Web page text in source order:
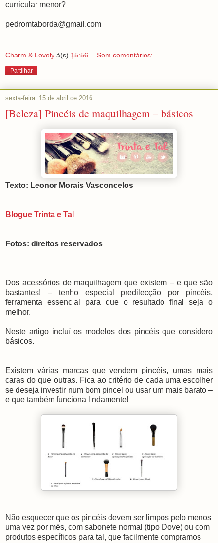
curricular menor?
pedromtaborda@gmail.com
Charm & Lovely à(s) 15:56 Sem comentários:
Partilhar
sexta-feira, 15 de abril de 2016
[Beleza] Pincéis de maquilhagem – básicos
Texto: Leonor Morais Vasconcelos
Blogue Trinta e Tal
Fotos: direitos reservados
Dos acessórios de maquilhagem que existem – e que são
bastantes! – tenho especial predilecção por pincéis,
ferramenta essencial para que o resultado final seja o
melhor.
Neste artigo incluí os modelos dos pincéis que considero
básicos.
Existem várias marcas que vendem pincéis, umas mais
caras do que outras. Fica ao critério de cada uma escolher
se deseja investir num bom pincel ou usar um mais barato –
e que também funciona lindamente!
Não esquecer que os pincéis devem ser limpos pelo menos
uma vez por mês, com sabonete normal (tipo Dove) ou com
produtos específicos para tal, que facilmente compramos